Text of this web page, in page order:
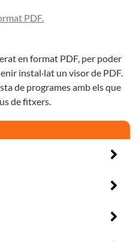
PDF.
en format PDF, per poder
instal·lat un visor de PDF.
de programes amb els que
de fitxers.